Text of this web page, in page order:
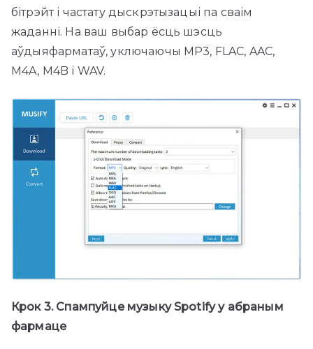
бітрэйт і частату дыскрэтызацыі па сваім
жаданні. На ваш выбар ёсць шэсць
аўдыяфарматаў, уключаючы MP3, FLAC, AAC,
M4A, M4B і WAV.
Крок 3. Спампуйце музыку Spotify у абраным
фармаце